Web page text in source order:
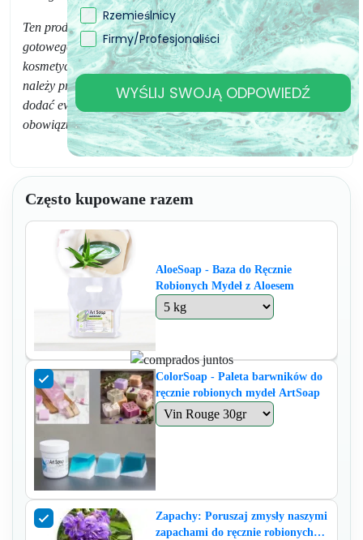
Ten produkt jest składnikiem do wytwarzania mydła
gotowego do użycia, a nie gotowym produktem
kosmetycznym. Aby uzyskać mydło nadające się do użycia,
należy przestrzegać prawidłowych procedur produkcyjnych,
dodać ewentualne składniki oraz stosować się do
obowiązujących przepisów dotyczących kosmetyków.
Często kupowane razem
AloeSoap - Baza do Ręcznie
Robionych Mydeł z Aloesem
ColorSoap - Paleta barwników do
ręcznie robionych mydeł ArtSoap
Zapachy: Poruszaj zmysły naszymi
zapachami do ręcznie robionych
Rzemieślnicy
Firmy/Profesjonaliści
WYŚLIJ SWOJĄ ODPOWIEDŹ